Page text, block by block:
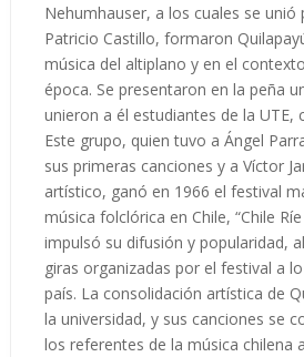
Nehumhauser, a los cuales se
Patricio Castillo, formaron
música del altiplano y en el
época. Se presentaron en la peña
unieron a él estudiantes de la UTE,
Este grupo, quien tuvo a Ángel
sus primeras canciones y a Víctor
artístico, ganó en 1966 el festival
música folclórica en Chile, “Chile
impulsó su difusión y popularidad,
giras organizadas por el festival a
país. La consolidación artística de
la universidad, y sus canciones se
los referentes de la música chilena